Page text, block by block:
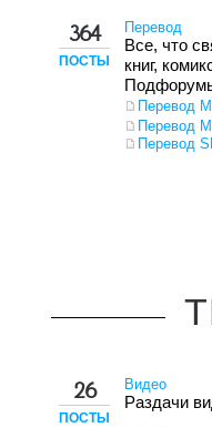
364
ПОСТЫ
Перевод
Все, что
книг,
Перевод
Перевод
Перевод
26
ПОСТЫ
Видео
Раздачи